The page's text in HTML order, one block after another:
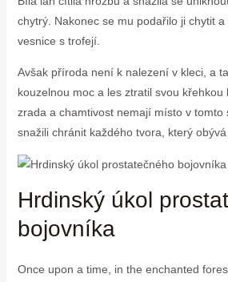
chytrý. Nakonec se mu podařilo‌ ji chytit
vesnice s trofejí.
Avšak příroda není ‍k nalezení v kleci, a
kouzelnou moc a ​les ztratil svou křehkou
zrada a chamtivost​ nemají místo v tomto
snažili chránit každého tvora, který ⁤obývá
Hrdinský úkol
bojovníka
Once upon a time, in the enchanted